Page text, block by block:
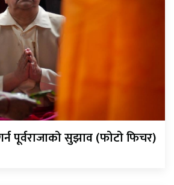
पूर्वराजाको सुझाव (फोटो फिचर)